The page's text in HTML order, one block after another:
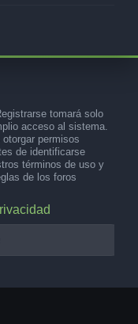
tomará solo
acceso al sistema.
permisos
de identificarse
términos de uso y
de los foros